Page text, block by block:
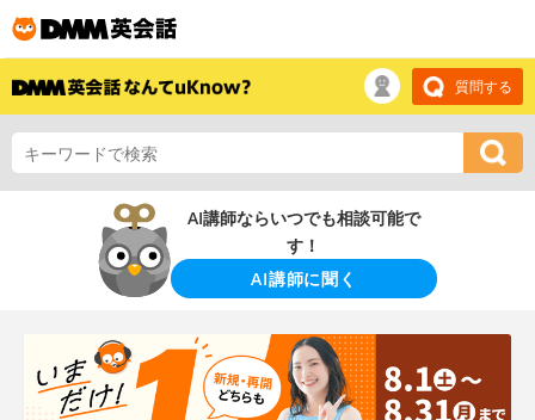
質問する
AI講師ならいつでも相談可能で
す！
AI講師に聞く